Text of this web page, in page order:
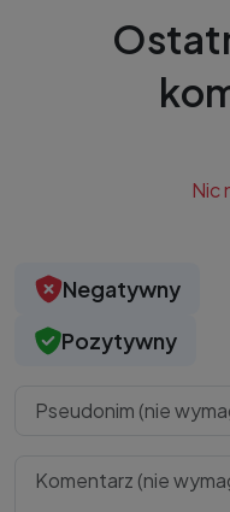
Nic
Negatywny
Pozytywny